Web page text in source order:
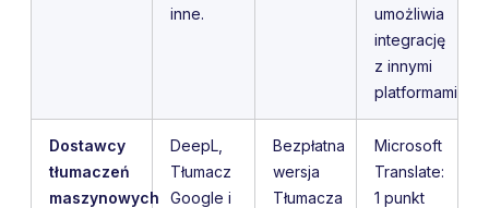
inne.
umożliwia
integrację
z innymi
platformami.
Dostawcy
tłumaczeń
maszynowych
DeepL,
Tłumacz
Google i
Bezpłatna
wersja
Tłumacza
Microsoft
Translate:
1 punkt